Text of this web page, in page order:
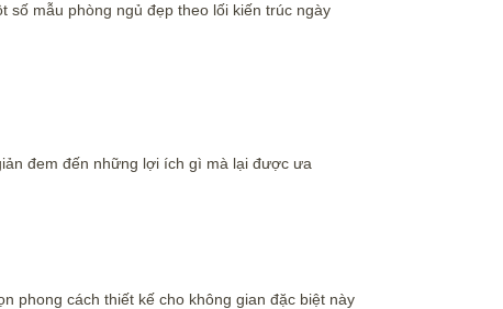
số mẫu phòng ngủ đẹp theo lối kiến trúc ngày
đem đến những lợi ích gì mà lại được ưa
phong cách thiết kế cho không gian đặc biệt này